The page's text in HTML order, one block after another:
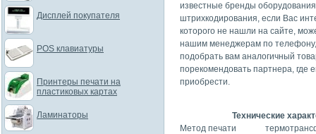
известные бренды оборудования
штрихкодирования, если Вас
которого не нашли на сайте,
нашим менеджерам по телефону,
подобрать вам аналогичный
порекомендовать партнера, где
приобрести.
Технические
Метод печати
Дисплей покупателя
POS клавиатуры
Принтеры печати на
пластиковых картах
Ламинаторы